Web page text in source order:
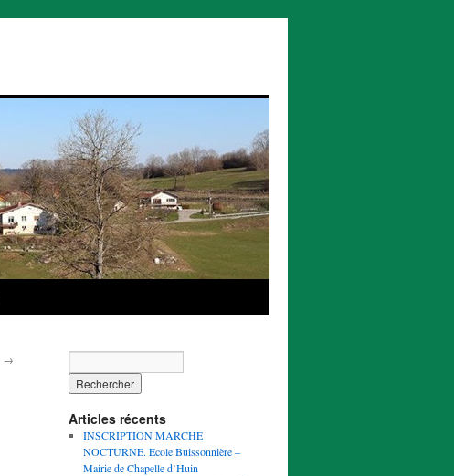
→
Articles récents
INSCRIPTION MARCHE
NOCTURNE. Ecole Buissonnière –
Mairie de Chapelle d’Huin